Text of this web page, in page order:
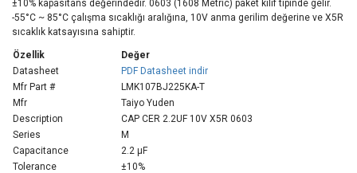
±10% kapasitans değerindedir. 0603 (1608 Metric) paket kılıf tipinde gelir.
-55°C ~ 85°C çalışma sıcaklığı aralığına, 10V anma gerilim değerine ve X5R
sıcaklık katsayısına sahiptir.
Özellik
Değer
Datasheet
PDF Datasheet indir
Mfr Part #
LMK107BJ225KA-T
Mfr
Taiyo Yuden
Description
CAP CER 2.2UF 10V X5R 0603
Series
M
Capacitance
2.2 µF
Tolerance
±10%